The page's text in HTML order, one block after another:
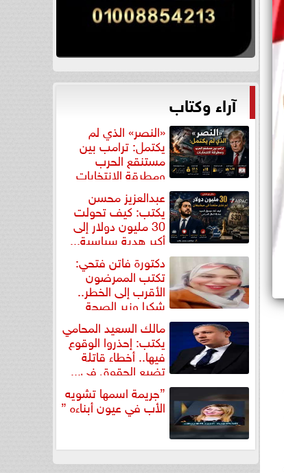
آراء وكتاب
«النصر» الذي لم
يكتمل: ترامب بين
مستنقع الحرب
ومطرقة الانتخابات
عبدالعزيز محسن
يكتب: كيف تحولت
30 مليون دولار إلى
أكبر هدية سياسية...
دكتورة فاتن فتحي:
تكتب الممرضون
الأقرب إلى الخطر..
شكرا وزير الصحة
لتكريم... مالك السعيد المحامي
يكتب: إحذروا الوقوع
فيها.. أخطاء قاتلة
تضيع الحقوق في...
”جريمة اسمها تشويه
الأب في عيون أبناءه ”